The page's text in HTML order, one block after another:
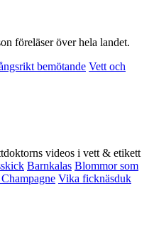
föreläser över hela landet.
bemötande Vett och
videos i vett & etikett
Barnkalas Blommor som
Vika ficknäsduk